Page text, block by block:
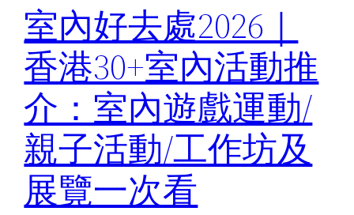
室內好去處2026｜
香港30+室內活動推
介：室內遊戲運動/
親子活動/工作坊及
展覽一次看